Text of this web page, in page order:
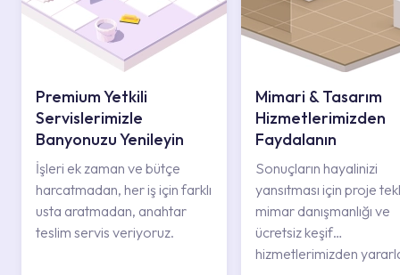
Premium Yetkili
Servislerimizle
Banyonuzu Yenileyin
İşleri ek zaman ve bütçe
harcatmadan, her iş için farklı
usta aratmadan, anahtar
teslim servis veriyoruz.
Mimari & Tasarım
Hizmetlerimizden
Faydalanın
Sonuçların hayalinizi
yansıtması için proje
mimar danışmanlığı ve
ücretsiz keşif
hizmetlerimizden